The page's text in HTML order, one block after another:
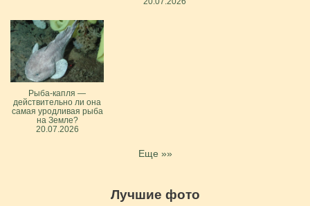
Рыба-капля —
действительно ли она
самая уродливая рыба
на Земле?
20.07.2026
Еще »»
Лучшие фото